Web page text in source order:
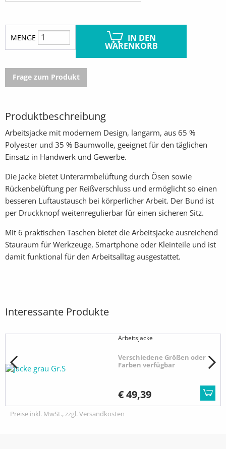
MENGE IN DEN
WARENKORB
Frage zum Produkt
Produktbeschreibung
Arbeitsjacke mit modernem Design, langarm, aus 65 %
Polyester und 35 % Baumwolle, geeignet für den täglichen
Einsatz in Handwerk und Gewerbe.
Die Jacke bietet Unterarmbelüftung durch Ösen sowie
Rückenbelüftung per Reißverschluss und ermöglicht so einen
besseren Luftaustausch bei körperlicher Arbeit. Der Bund ist
per Druckknopf weitenregulierbar für einen sicheren Sitz.
Mit 6 praktischen Taschen bietet die Arbeitsjacke ausreichend
Stauraum für Werkzeuge, Smartphone oder Kleinteile und ist
damit funktional für den Arbeitsalltag ausgestattet.
Interessante Produkte
Arbeitsjacke
Verschiedene Größen oder
Farben verfügbar
€ 49,39
Preise inkl. MwSt., zzgl. Versandkosten